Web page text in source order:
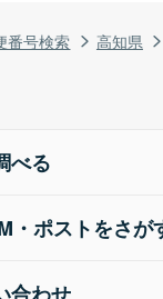
番号検索 高知県
べる
・ポストをさが
合わせ